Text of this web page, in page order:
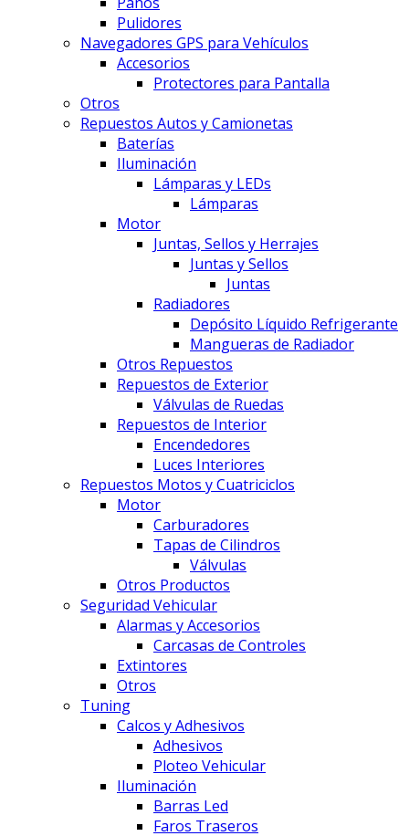
Pulidores
Navegadores GPS para Vehículos
Accesorios
Protectores para Pantalla
Otros
Repuestos Autos y Camionetas
Baterías
Iluminación
Lámparas y LEDs
Lámparas
Motor
Juntas, Sellos y Herrajes
Juntas y Sellos
Juntas
Radiadores
Depósito Líquido Refrigerante
Mangueras de Radiador
Otros Repuestos
Repuestos de Exterior
Válvulas de Ruedas
Repuestos de Interior
Encendedores
Luces Interiores
Repuestos Motos y Cuatriciclos
Motor
Carburadores
Tapas de Cilindros
Válvulas
Otros Productos
Seguridad Vehicular
Alarmas y Accesorios
Carcasas de Controles
Extintores
Otros
Tuning
Calcos y Adhesivos
Adhesivos
Ploteo Vehicular
Iluminación
Barras Led
Faros Traseros